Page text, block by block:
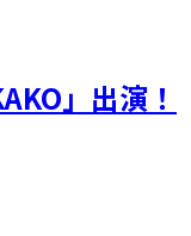
」出演！